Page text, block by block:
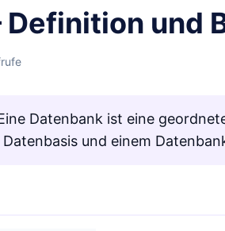
Definition und
Datenbank ist eine
und einem